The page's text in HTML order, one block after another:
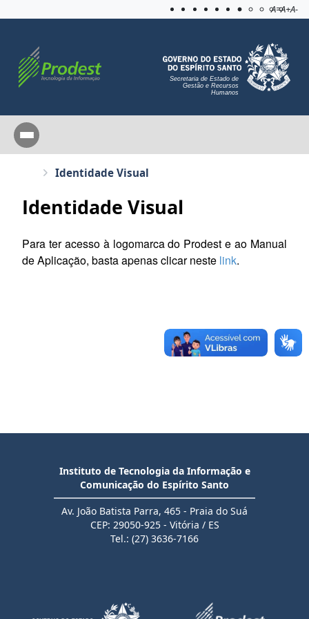
Aplicar
A=A+A-
Secretaria de Estado de
Gestão e Recursos
Humanos
Identidade Visual
Identidade Visual
Para ter acesso à logomarca do Prodest e ao Manual
de Aplicação, basta apenas clicar neste link.
Instituto de Tecnologia da Informação e
Comunicação do Espírito Santo
Av. João Batista Parra, 465 - Praia do Suá
CEP: 29050-925 - Vitória / ES
Tel.: (27) 3636-7166